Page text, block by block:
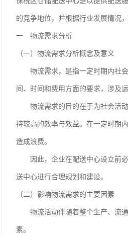
的竞争地位，并根据行业发展情况
一 物流需求分析
（一）物流需求分析概念及意义
物流需求，是指一定时期内社会
间、时间和费用方面的要求，涉及
物流需求的目的在于为社会活动
持较高的效率与效益。在一定时期
造成浪费。
因此，企业在配送中心设立前必
送中心进行合理规划和建设。
（二）影响物流需求的主要因素
物流活动伴随着整个生产、流通
素。